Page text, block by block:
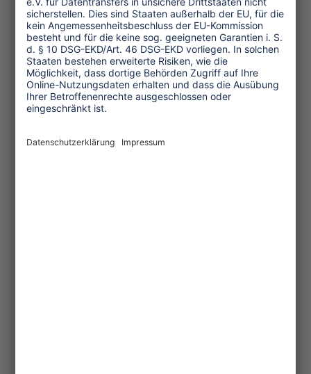
Umwelt und Klima
Wirtschaft
Menschenrechte
Unternehmensverantwortung
Service und Tipps